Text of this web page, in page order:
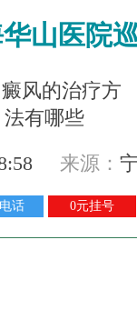
山医院
来源：
话 0元挂号